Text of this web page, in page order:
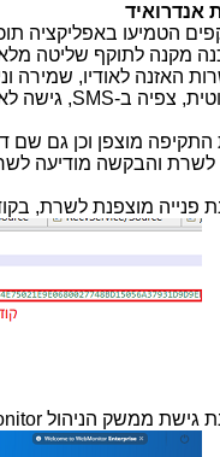
אנדרואיד
הטמיעו באפליקציה
מקנה לתוקף שליטה
האזנה לאודיו, שמירה
צפיה ב-SMS, גישה
מוצפן וכן גם שם
לשרת והבקשה מודיעה
פנייה מוצפנת לשרת,
גישת ממשק הניהול